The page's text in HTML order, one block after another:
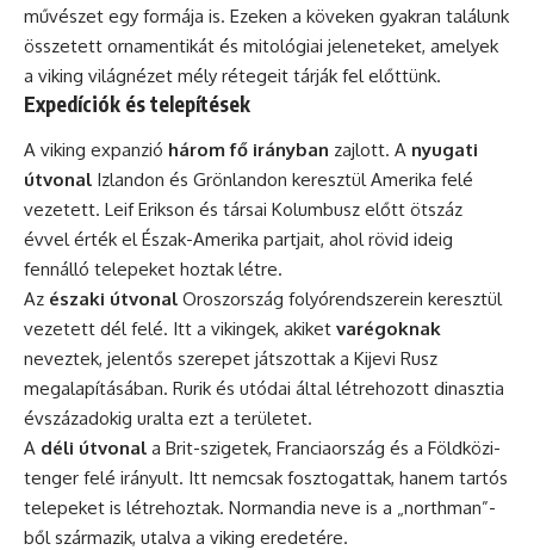
művészet egy formája is. Ezeken a köveken gyakran találunk
összetett ornamentikát és mitológiai jeleneteket, amelyek
a viking világnézet mély rétegeit tárják fel előttünk.
Expedíciók és telepítések
A viking expanzió három fő irányban zajlott. A nyugati
útvonal Izlandon és Grönlandon keresztül Amerika felé
vezetett. Leif Erikson és társai Kolumbusz előtt ötszáz
évvel érték el Észak-Amerika partjait, ahol rövid ideig
fennálló telepeket hoztak létre.
Az északi útvonal Oroszország folyórendszerein keresztül
vezetett dél felé. Itt a vikingek, akiket varégoknak
neveztek, jelentős szerepet játszottak a Kijevi Rusz
megalapításában. Rurik és utódai által létrehozott dinasztia
évszázadokig uralta ezt a területet.
A déli útvonal a Brit-szigetek, Franciaország és a Földközi-
tenger felé irányult. Itt nemcsak fosztogattak, hanem tartós
telepeket is létrehoztak. Normandia neve is a „northman”-
ből származik, utalva a viking eredetére.